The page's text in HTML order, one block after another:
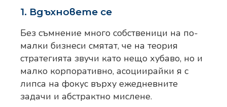
1. Вдъхновете се
Без съмнение много собственици на по-
малки бизнеси смятат, че на теория
стратегията звучи като нещо хубаво, но и
малко корпоративно, асоциирайки я с
липса на фокус върху ежедневните
задачи и абстрактно мислене.